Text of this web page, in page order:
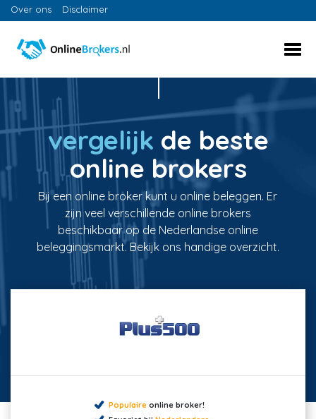
Over ons Disclaimer
vergelijk de beste
online brokers
Bij een online broker kunt u online beleggen. Er
zijn veel verschillende online brokers
beschikbaar op de Nederlandse online
beleggingsmarkt. Bekijk ons handige overzicht.
Populaireonline broker!